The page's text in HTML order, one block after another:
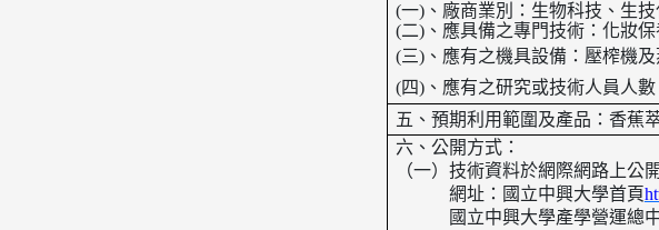
(一)、廠商業別：生物科技、生
(二)、應具備之專門技術：化妝
(三)、應有之機具設備：壓榨機
(四)、應有之研究或技術人員人數
五、預期利用範圍及產品：香蕉
六、公開方式：
（一）技術資料於網際網路上公
網址：國立中興大學首頁
國立中興大學產學營運總